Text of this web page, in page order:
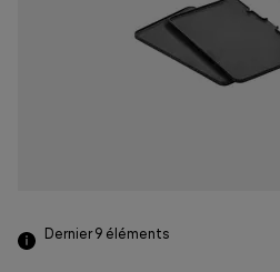
Dernier 9 éléments